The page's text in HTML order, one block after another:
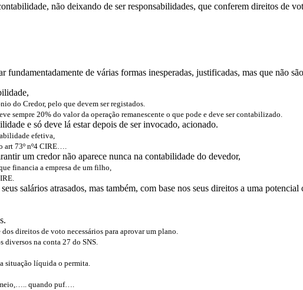
não deixando de ser responsabilidades, que conferem direitos de
de várias formas inesperadas, justificadas, mas que não
do Credor, pelo que devem ser registados.
sempre 20% do valor da operação remanescente o que pode e deve ser contabilizado.
e só deve lá estar depois de ser invocado, acionado.
efetiva,
art 73º nº4 CIRE….
um credor não aparece nunca na contabilidade do devedor,
financia a empresa de um filho,
salários atrasados, mas também, com base nos seus direitos a uma
direitos de voto necessários para aprovar um plano.
diversos na conta 27 do SNS.
situação líquida o permita.
meio,….. quando puf….